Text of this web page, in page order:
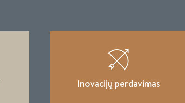
Inovacijų perdavimas